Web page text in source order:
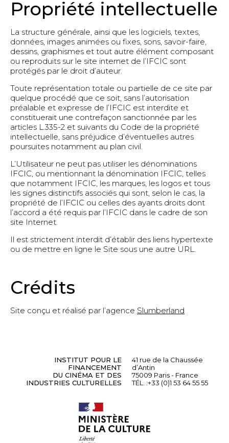
Propriété intellectuelle
La structure générale, ainsi que les logiciels, textes,
données, images animées ou fixes, sons, savoir-faire,
dessins, graphismes et tout autre élément composant
ou reproduits sur le site internet de l’IFCIC sont
protégés par le droit d’auteur.
Toute représentation totale ou partielle de ce site par
quelque procédé que ce soit, sans l’autorisation
préalable et expresse de l’IFCIC est interdite et
constituerait une contrefaçon sanctionnée par les
articles L.335-2 et suivants du Code de la propriété
intellectuelle, sans préjudice d’éventuelles autres
poursuites notamment au plan civil.
L’Utilisateur ne peut pas utiliser les dénominations
IFCIC, ou mentionnant la dénomination IFCIC, telles
que notamment IFCIC, les marques, les logos et tous
les signes distinctifs associés qui sont, selon le cas, la
propriété de l’IFCIC ou celles des ayants droits dont
l’accord a été requis par l’IFCIC dans le cadre de son
site Internet.
Il est strictement interdit d’établir des liens hypertexte
ou de mettre en ligne le Site sous une autre URL.
Crédits
Site conçu et réalisé par l’agence Slumberland
INSTITUT POUR LE
FINANCEMENT
DU CINÉMA ET DES
INDUSTRIES CULTURELLES
41 rue de la Chaussée
d’Antin
75009 Paris - France
TÉL. :+33 (0)1 53 64 55 55